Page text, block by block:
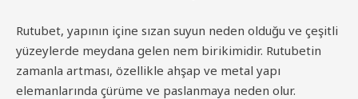
Rutubet, yapının içine sızan suyun neden olduğu ve çeşitli
yüzeylerde meydana gelen nem birikimidir. Rutubetin
zamanla artması, özellikle ahşap ve metal yapı
elemanlarında çürüme ve paslanmaya neden olur.